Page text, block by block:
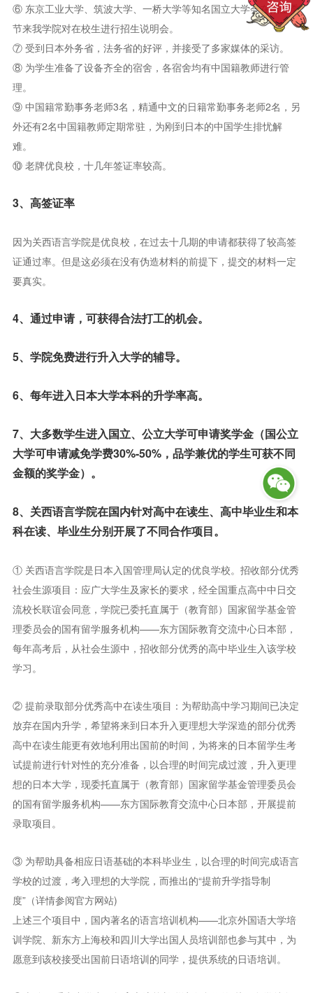
办学规模
定 员：800人 教职员工：67人
学生国籍：学生全部是中国学生。本校是专门指导中国学生升学的
语言学校，为了便于组织统一教学，所以学校只招收中国和华侨子
女的学生。
⑥ 东京工业大学、筑波大学、一桥大学等知名国立大学会在招生季
节来我学院对在校生进行招生说明会。
⑦ 受到日本外务省，法务省的好评，并接受了多家媒体的采访。
⑧ 为学生准备了设备齐全的宿舍，各宿舍均有中国籍教师进行管
理。
⑨ 中国籍常勤事务老师3名，精通中文的日籍常勤事务老师2名，另
外还有2名中国籍教师定期常驻，为刚到日本的中国学生排忧解
难。
⑩ 老牌优良校，十几年签证率较高。
3、高签证率
因为关西语言学院是优良校，在过去十几期的申请都获得了较高签
证通过率。但是这必须在没有伪造材料的前提下，提交的材料一定
要真实。
4、通过申请，可获得合法打工的机会。
5、学院免费进行升入大学的辅导。
6、每年进入日本大学本科的升学率高。
7、大多数学生进入国立、公立大学可申请奖学金（国公立
大学可申请减免学费30%-50%，品学兼优的学生可获不同
金额的奖学金）。
8、关西语言学院在国内针对高中在读生、高中毕业生和本
科在读、毕业生分别开展了不同合作项目。
① 关西语言学院是日本入国管理局认定的优良学校。招收部分优秀
社会生源项目：应广大学生及家长的要求，经全国重点高中中日交
流校长联谊会同意，学院已委托直属于（教育部）国家留学基金管
理委员会的国有留学服务机构——东方国际教育交流中心日本部，
每年高考后，从社会生源中，招收部分优秀的高中毕业生入该学校
学习。
② 提前录取部分优秀高中在读生项目：为帮助高中学习期间已决定
放弃在国内升学，希望将来到日本升入更理想大学深造的部分优秀
高中在读生能更有效地利用出国前的时间，为将来的日本留学生考
试提前进行针对性的充分准备，以合理的时间完成过渡，升入更理
想的日本大学，现委托直属于（教育部）国家留学基金管理委员会
的国有留学服务机构——东方国际教育交流中心日本部，开展提前
录取项目。
③ 为帮助具备相应日语基础的本科毕业生，以合理的时间完成语言
学校的过渡，考入理想的大学院，而推出的“提前升学指导制
度”（详情参阅官方网站)
上述三个项目中，国内著名的语言培训机构——北京外国语大学培
训学院、新东方上海校和四川大学出国人员培训部也参与其中，为
愿意到该校接受出国前日语培训的同学，提供系统的日语培训。